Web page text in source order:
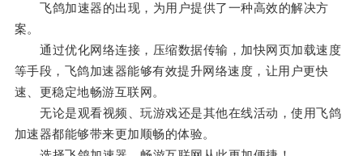
飞鸽加速器的出现，为用户提供了一种高效的解决方
案。
通过优化网络连接，压缩数据传输，加快网页加载速度
等手段，飞鸽加速器能够有效提升网络速度，让用户更快
速、更稳定地畅游互联网。
无论是观看视频、玩游戏还是其他在线活动，使用飞鸽
加速器都能够带来更加顺畅的体验。